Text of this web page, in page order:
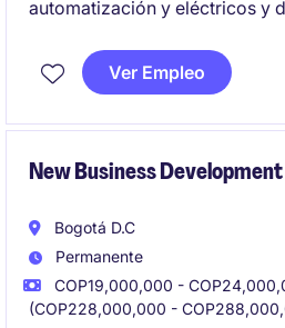
automatización y eléctricos y
liderar estrategias
de ventas para alcanzar los
contar con experiencia en el
Ver Empleo
New Business
Bogotá D.C
Permanente
COP19,000,000 -
(COP228,000,000 -